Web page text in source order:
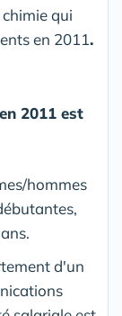
qui
en 2011.
2011 est
hommes
d'un